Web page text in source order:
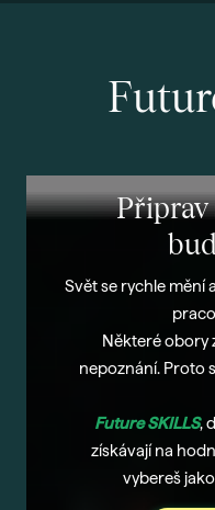
Připrav
Svět se rychle mění
Některé obory
nepoznání. Proto
Future SKILLS,
získávají na
vybereš